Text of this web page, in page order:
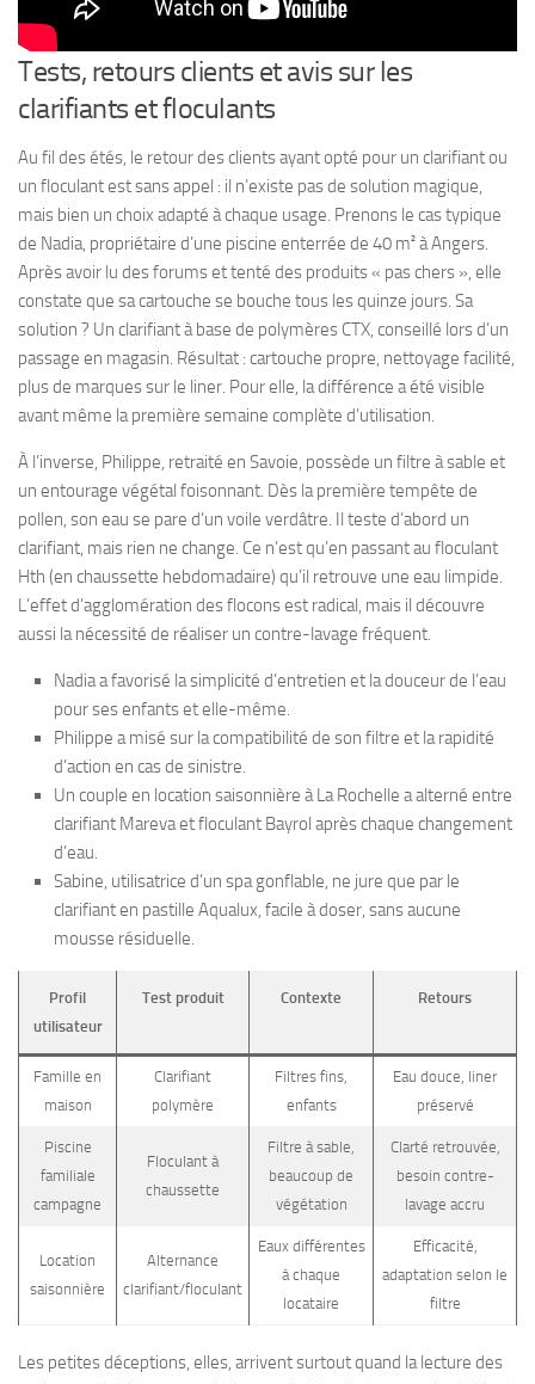
Tests, retours clients et avis sur les
clarifiants et floculants
Au fil des étés, le retour des clients ayant opté pour un clarifiant ou
un floculant est sans appel : il n’existe pas de solution magique,
mais bien un choix adapté à chaque usage. Prenons le cas typique
de Nadia, propriétaire d’une piscine enterrée de 40 m² à Angers.
Après avoir lu des forums et tenté des produits « pas chers », elle
constate que sa cartouche se bouche tous les quinze jours. Sa
solution ? Un clarifiant à base de polymères CTX, conseillé lors d’un
passage en magasin. Résultat : cartouche propre, nettoyage facilité,
plus de marques sur le liner. Pour elle, la différence a été visible
avant même la première semaine complète d’utilisation.
À l’inverse, Philippe, retraité en Savoie, possède un filtre à sable et
un entourage végétal foisonnant. Dès la première tempête de
pollen, son eau se pare d’un voile verdâtre. Il teste d’abord un
clarifiant, mais rien ne change. Ce n’est qu’en passant au floculant
Hth (en chaussette hebdomadaire) qu’il retrouve une eau limpide.
L’effet d’agglomération des flocons est radical, mais il découvre
aussi la nécessité de réaliser un contre-lavage fréquent.
Nadia a favorisé la simplicité d’entretien et la douceur de l’eau
pour ses enfants et elle-même.
Philippe a misé sur la compatibilité de son filtre et la rapidité
d’action en cas de sinistre.
Un couple en location saisonnière à La Rochelle a alterné entre
clarifiant Mareva et floculant Bayrol après chaque changement
d’eau.
Sabine, utilisatrice d’un spa gonflable, ne jure que par le
clarifiant en pastille Aqualux, facile à doser, sans aucune
mousse résiduelle.
Profil
utilisateur
Test produit Contexte Retours
Famille en
maison
Clarifiant
polymère
Filtres fins,
enfants
Eau douce, liner
préservé
Piscine
familiale
campagne
Floculant à
chaussette
Filtre à sable,
beaucoup de
végétation
Clarté retrouvée,
besoin contre-
lavage accru
Location
saisonnière
Alternance
clarifiant/floculant
Eaux différentes
à chaque
locataire
Efficacité,
adaptation selon le
filtre
Les petites déceptions, elles, arrivent surtout quand la lecture des